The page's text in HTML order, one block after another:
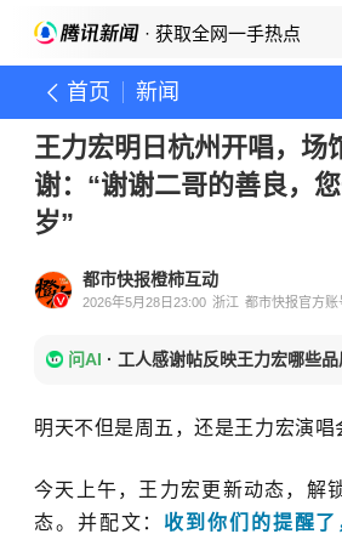
· 获取全网一手热点
首页 新闻
王力宏明日杭州开唱，场
谢：“谢谢二哥的善良，
岁”
都市快报橙柿互动
2026年5月28日23:00 浙江 都市快报官方账
问AI · 工人感谢帖反映王力宏哪些品
明天不但是周五，还是王力宏演唱
今天上午，王力宏更新动态，解
态。并配文： 收到你们的提醒